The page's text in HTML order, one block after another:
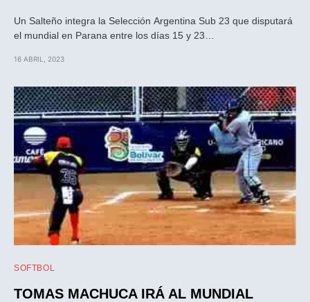
Un Salteño integra la Selección Argentina Sub 23 que disputará
el mundial en Parana entre los días 15 y 23…
16 ABRIL, 2023
SOFTBOL
TOMAS MACHUCA IRÁ AL MUNDIAL